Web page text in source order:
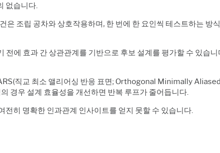
없습니다.
은 조립 공차와 상호작용하며, 한 번에 한 요인씩 테스트하는 방
전에 효과 간 상관관계를 기반으로 후보 설계를 평가할 수 있습
직교 최소 앨리어싱 반응 표면; Orthogonal Minimally
경우 설계 효율성을 개선하면 반복 루프가 줄어듭니다.
히 명확한 인과관계 인사이트를 얻지 못할 수 있습니다.